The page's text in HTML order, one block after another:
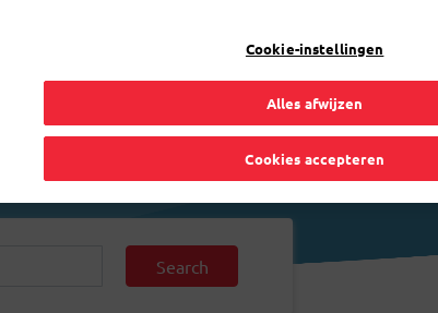
Zakelijk
eShop
Search
Cookie-instellingen
Alles afwijzen
Cookies accepteren